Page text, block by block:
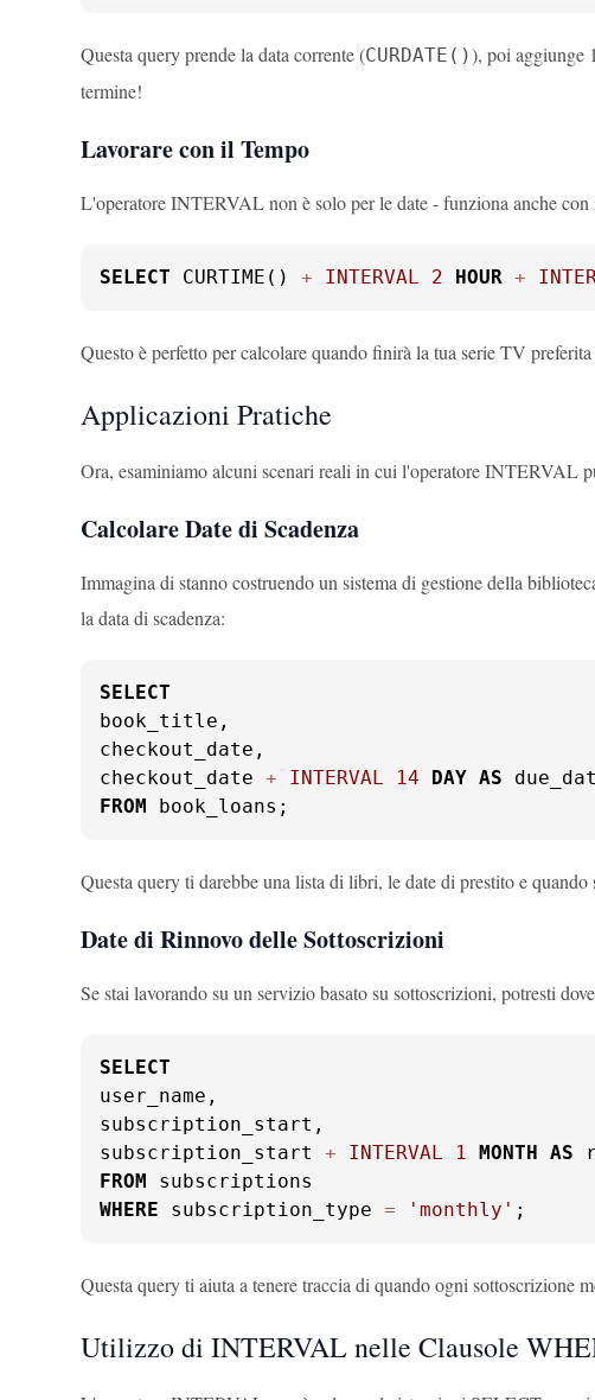
Questa query prende la data corrente (CURDATE()), poi aggiunge
termine!
Lavorare con il Tempo
L'operatore INTERVAL non è solo per le date - funziona anche
SELECT CURTIME() + INTERVAL 2 HOUR +
Questo è perfetto per calcolare quando finirà la tua serie TV
Applicazioni Pratiche
Ora, esaminiamo alcuni scenari reali in cui l'operatore INTERVAL
Calcolare Date di Scadenza
Immagina di stanno costruendo un sistema di gestione della
la data di scadenza:
SELECT
book_title,
checkout_date,
checkout_date + INTERVAL 14 DAY AS
FROM book_loans;
Questa query ti darebbe una lista di libri, le date di prestito e
Date di Rinnovo delle Sottoscrizioni
Se stai lavorando su un servizio basato su sottoscrizioni, potresti
SELECT
user_name,
subscription_start,
subscription_start + INTERVAL 1 MONTH AS
FROM
WHERE subscription_type = 'monthly' ;
Questa query ti aiuta a tenere traccia di quando ogni sottoscrizione
Utilizzo di INTERVAL nelle Clausole